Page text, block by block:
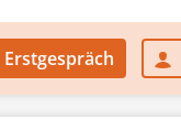
Erstgespräch